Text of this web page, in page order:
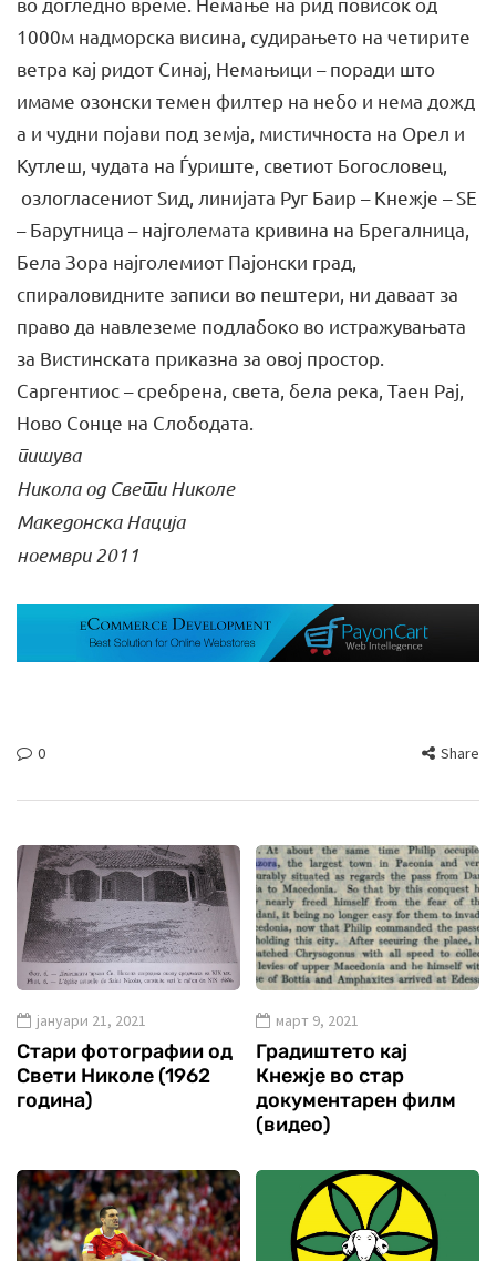
1000м надморска висина, судирањето на четирите
ветра кај ридот Синај, Немањици – поради што
имаме озонски темен филтер на небо и нема дожд
а и чудни појави под земја, мистичноста на Орел и
Кутлеш, чудата на Ѓуриште, светиот Богословец,
озлогласениот Ѕид, линијата Руг Баир – Кнежје – ЅЕ
– Барутница – најголемата кривина на Брегалница,
Бела Зора најголемиот Пајонски град,
спираловидните записи во пештери, ни даваат за
право да навлеземе подлабоко во истражувањата
за Вистинската приказна за овој простор.
Саргентиос – сребрена, света, бела река, Taен Рај,
Ново Сонце на Слободата.
пишува
Никола од Свети Николе
Македонска Нација
ноември 2011
0 Share
јануари 21, 2021
Стари фотографии од
Свети Николе (1962
година)
март 9, 2021
Градиштето кај
Кнежје во стар
документарен филм
(видео)